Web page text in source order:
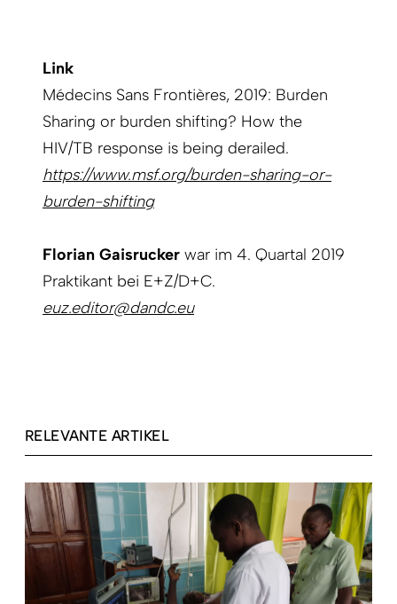
Link
Médecins Sans Frontières, 2019: Burden
Sharing or burden shifting? How the
HIV/TB response is being derailed.
https://www.msf.org/burden-sharing-or-
burden-shifting
Florian Gaisrucker war im 4. Quartal 2019
Praktikant bei E+Z/D+C.
euz.editor@dandc.eu
RELEVANTE ARTIKEL